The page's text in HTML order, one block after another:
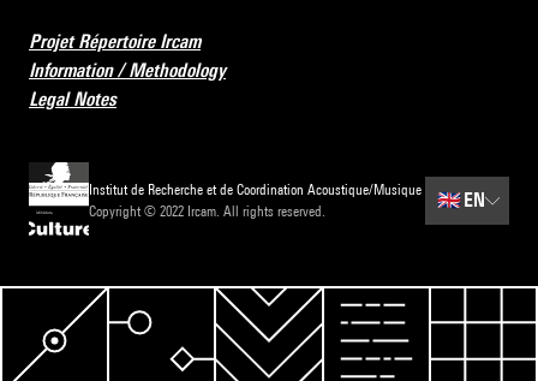
Projet Répertoire Ircam
Information / Methodology
Legal Notes
Institut de Recherche et de Coordination Acoustique/Musique
Copyright © 2022 Ircam. All rights reserved.
🇬🇧 EN